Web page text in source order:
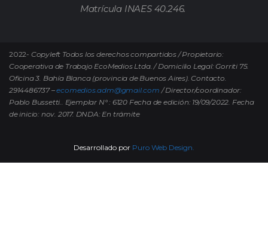
Matrícula INAES 40.246.
2022- Copyleft Todos los derechos compartidos / Propietario:
Cooperativa de Trabajo EcoMedios Ltda. / Domicilio Legal: Gorriti 75.
Oficina 3. Bahía Blanca (provincia de Buenos Aires). Contacto.
2914486737 –ecomedios.adm@gmail.com / Director/coordinador:
Pablo Bussetti.. Ejemplar N° : 6120 Fecha de edición: 19/09/2022. Fecha
de inicio: nov. 2017. DNDA: En trámite
Desarrollado por Puro Web Design.